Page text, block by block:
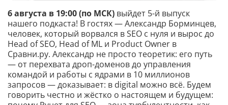
6 августа в 19:00 (по МСК) выйдет 5-й выпуск
нашего подкаста! В гостях — Александр Борминцев,
человек, который ворвался в SEO с нуля и вырос до
Head of SEO, Head of ML и Product Owner в
Сравни.ру. Александр не просто теоретик: его путь
— от перехвата дроп-доменов до управления
командой и работы с ядрами в 10 миллионов
запросов — доказывает: в digital можно всё. Будем
говорить честно и жёстко о настоящем и будущем: